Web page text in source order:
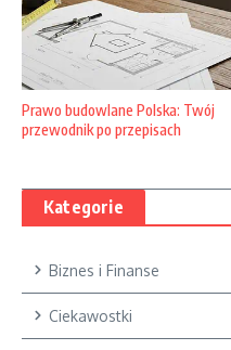
Prawo budowlane Polska: Twój
przewodnik po przepisach
Kategorie
Biznes i Finanse
Ciekawostki